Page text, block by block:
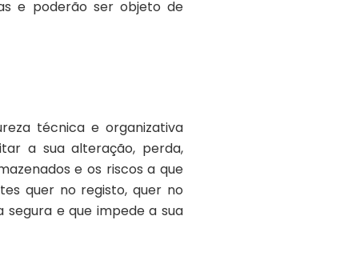
e poderão ser objeto de
técnica e organizativa
a sua alteração, perda,
e os riscos a que
quer no registo, quer no
e que impede a sua